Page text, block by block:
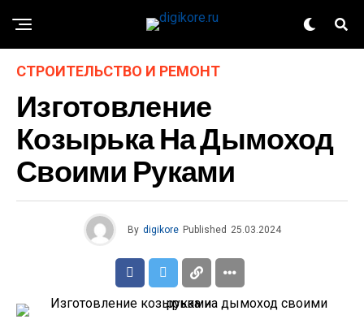
СТРОИТЕЛЬСТВО И РЕМОНТ
Изготовление
Козырька На Дымоход
Своими Руками
By digikore Published 25.03.2024